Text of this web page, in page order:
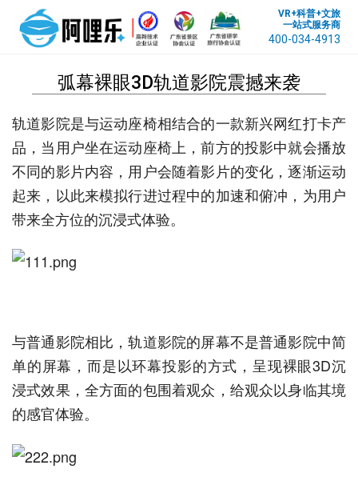
VR+科普+文旅
一站式服务商
400-034-4913
弧幕裸眼3D轨道影院震撼来袭
轨道影院是与运动座椅相结合的一款新兴网红打卡产
品，当用户坐在运动座椅上，前方的投影中就会播放
不同的影片内容，用户会随着影片的变化，逐渐运动
起来，以此来模拟行进过程中的加速和俯冲，为用户
带来全方位的沉浸式体验。
与普通影院相比，轨道影院的屏幕不是普通影院中简
单的屏幕，而是以环幕投影的方式，呈现裸眼3D沉
浸式效果，全方面的包围着观众，给观众以身临其境
的感官体验。